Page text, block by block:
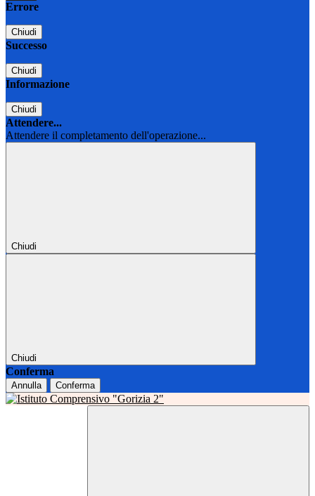
Errore
Chiudi
Successo
Chiudi
Informazione
Chiudi
Attendere...
Attendere il completamento dell'operazione...
Chiudi
Chiudi
Conferma
Annulla Conferma